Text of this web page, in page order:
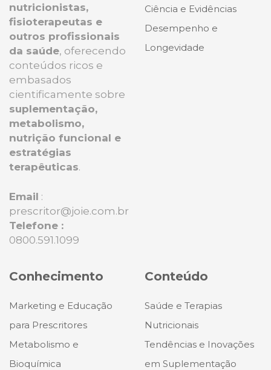
nutricionistas,
fisioterapeutas e
outros profissionais
da saúde, oferecendo
conteúdos ricos e
embasados
cientificamente sobre
suplementação,
metabolismo,
nutrição funcional e
estratégias
terapêuticas.
Email :
prescritor@joie.com.br
Telefone :
0800.591.1099
Ciência e Evidências
Desempenho e
Longevidade
Conhecimento
Marketing e Educação
para Prescritores
Metabolismo e
Bioquímica
Conteúdo
Saúde e Terapias
Nutricionais
Tendências e Inovações
em Suplementação